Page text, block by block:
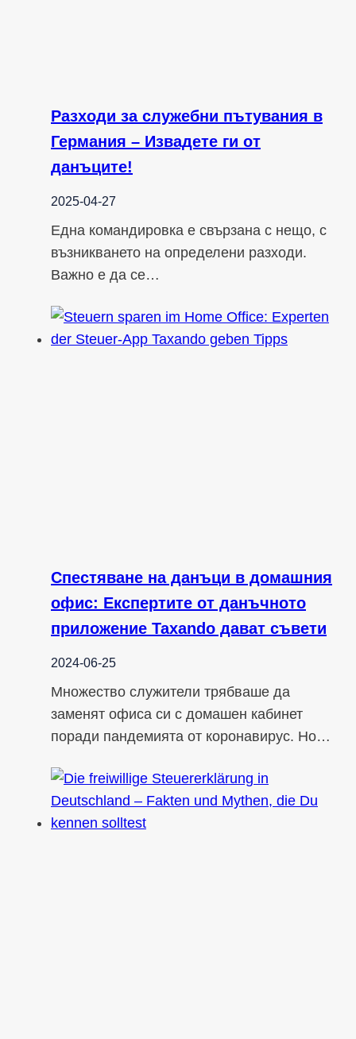
Разходи за служебни пътувания в
Германия – Извадете ги от
данъците!
2025-04-27
Една командировка е свързана с нещо, с
възникването на определени разходи.
Важно е да се…
Спестяване на данъци в домашния
офис: Експертите от данъчното
приложение Taxando дават съвети
2024-06-25
Множество служители трябваше да
заменят офиса си с домашен кабинет
поради пандемията от коронавирус. Но…